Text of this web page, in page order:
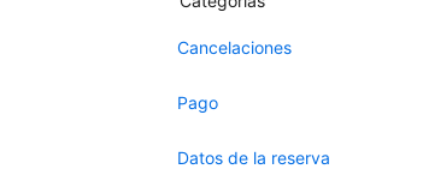
Cancelaciones
Pago
Datos de la reserva